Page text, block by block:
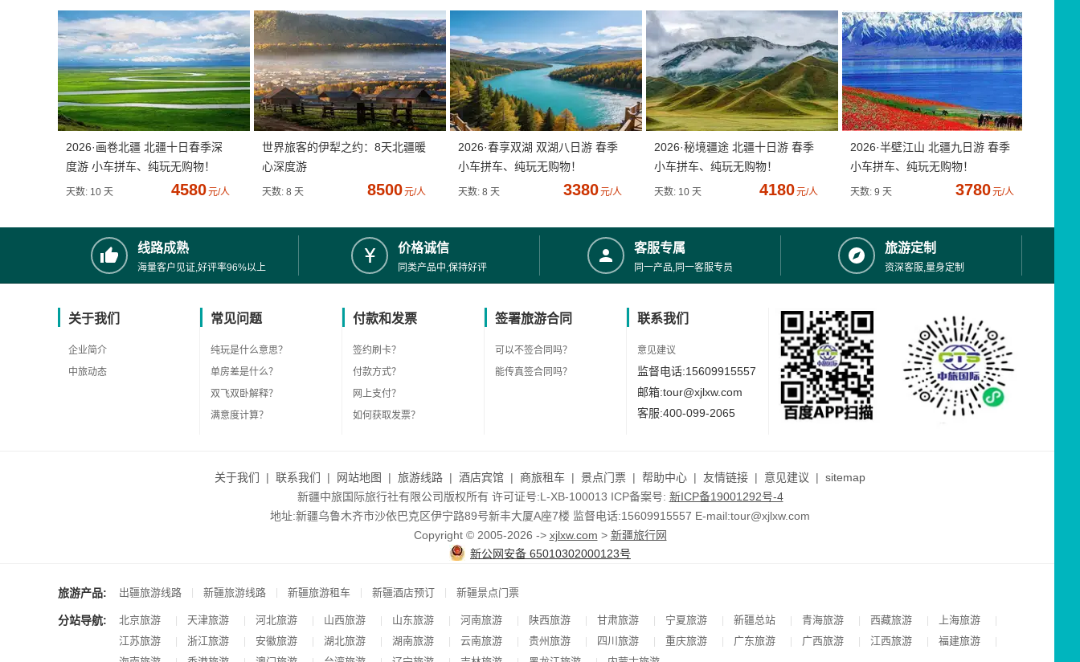
2026·画卷北疆 北疆十日春季深
度游 小车拼车、纯玩无购物！
天数: 10 天 4580元/人
世界旅客的伊犁之约：8天北疆暖
心深度游
天数: 8 天 8500元/人
2026·春享双湖 双湖八日游 春季
小车拼车、纯玩无购物！
天数: 8 天 3380元/人
2026·秘境疆途 北疆十日游 春季
小车拼车、纯玩无购物！
天数: 10 天 4180元/人
2026·半壁江山 北疆九日游 春季
小车拼车、纯玩无购物！
天数: 9 天 3780元/人
线路成熟
海量客户见证,好评率96%以上
价格诚信
同类产品中,保持好评
客服专属
同一产品,同一客服专员
旅游定制
资深客服,量身定制
关于我们
企业简介
中旅动态
常见问题
纯玩是什么意思？
单房差是什么？
双飞双卧解释？
满意度计算？
付款和发票
签约刷卡？
付款方式？
网上支付？
如何获取发票？
签署旅游合同
可以不签合同吗？
能传真签合同吗？
联系我们
意见建议
监督电话:15609915557
邮箱:tour@xjlxw.com
客服:400-099-2065
关于我们 | 联系我们 | 网站地图 | 旅游线路 | 酒店宾馆 | 商旅租车 | 景点门票 | 帮助中心 | 友情链接 | 意见建议 | sitemap
新疆中旅国际旅行社有限公司版权所有 许可证号:L-XB-100013 ICP备案号: 新ICP备19001292号-4
地址:新疆乌鲁木齐市沙依巴克区伊宁路89号新丰大厦A座7楼 监督电话:15609915557 E-mail:tour@xjlxw.com
Copyright © 2005-2026 -> xjlxw.com > 新疆旅行网
新公网安备 65010302000123号
旅游产品: 出疆旅游线路 | 新疆旅游线路 | 新疆旅游租车 | 新疆酒店预订 | 新疆景点门票
分站导航: 北京旅游 | 天津旅游 | 河北旅游 | 山西旅游 | 山东旅游 | 河南旅游 | 陕西旅游 | 甘肃旅游 | 宁夏旅游 | 新疆总站 | 青海旅游 | 西藏旅游 | 上海旅游 |
江苏旅游 | 浙江旅游 | 安徽旅游 | 湖北旅游 | 湖南旅游 | 云南旅游 | 贵州旅游 | 四川旅游 | 重庆旅游 | 广东旅游 | 广西旅游 | 江西旅游 | 福建旅游 |